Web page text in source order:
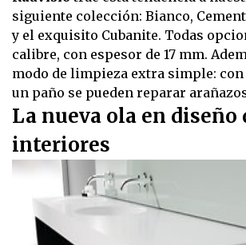
siguiente colección: Bianco,
y el exquisito Cubanite. Todas
calibre, con espesor de 17 mm.
modo de limpieza extra simple:
un paño se pueden reparar
La nueva ola en diseño
interiores